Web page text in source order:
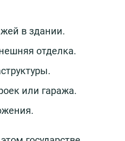
в здании.
отделка.
или гаража.